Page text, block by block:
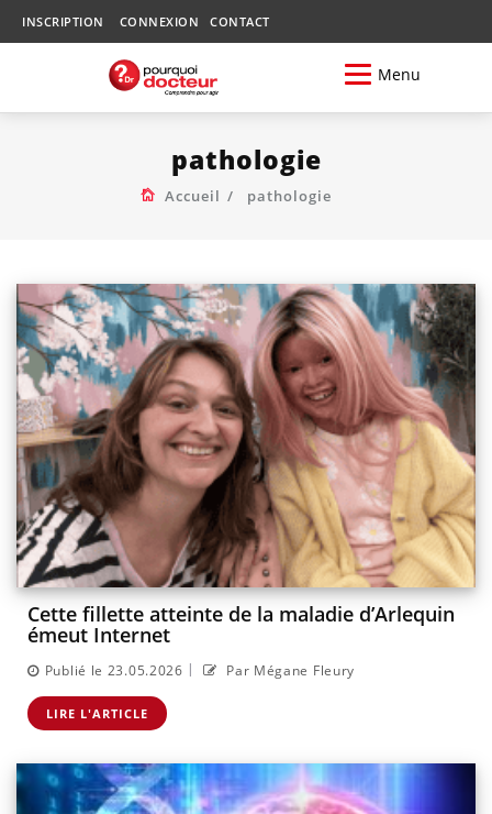
INSCRIPTION CONNEXION CONTACT
Menu
pathologie
Accueil pathologie
Cette fillette atteinte de la maladie d’Arlequin
émeut Internet
Publié le 23.05.2026 | Par Mégane Fleury
LIRE L'ARTICLE